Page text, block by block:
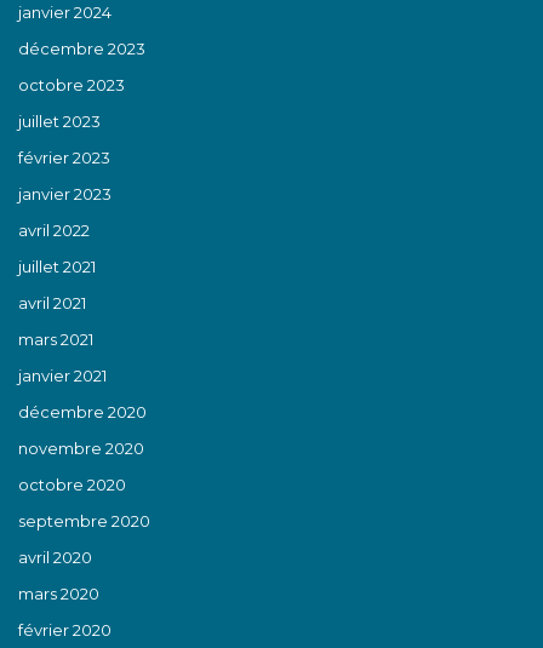
janvier 2024
décembre 2023
octobre 2023
juillet 2023
février 2023
janvier 2023
avril 2022
juillet 2021
avril 2021
mars 2021
janvier 2021
décembre 2020
novembre 2020
octobre 2020
septembre 2020
avril 2020
mars 2020
février 2020